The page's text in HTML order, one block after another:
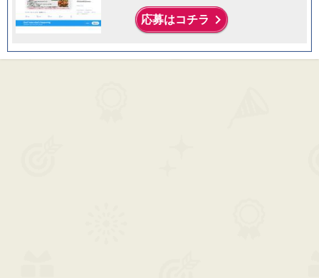
応募はコチラ keyboard_arrow_right